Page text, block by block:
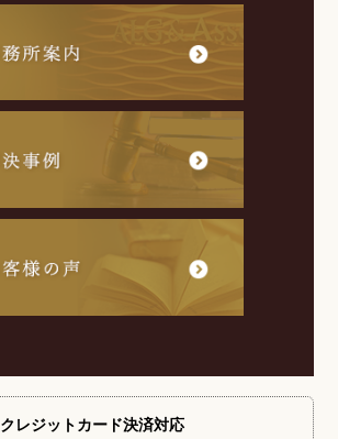
クレジットカード決済対応